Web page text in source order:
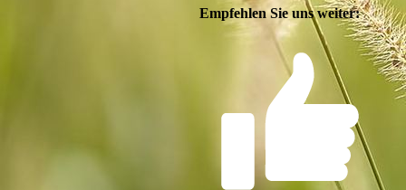
Empfehlen Sie uns weiter: